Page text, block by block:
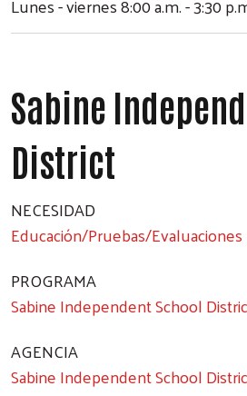
Lunes - viernes 8:00 a.m. - 3:30
Sabine
District
NECESIDAD
Educación/Pruebas/Evaluaciones
PROGRAMA
Sabine Independent School
AGENCIA
Sabine Independent School